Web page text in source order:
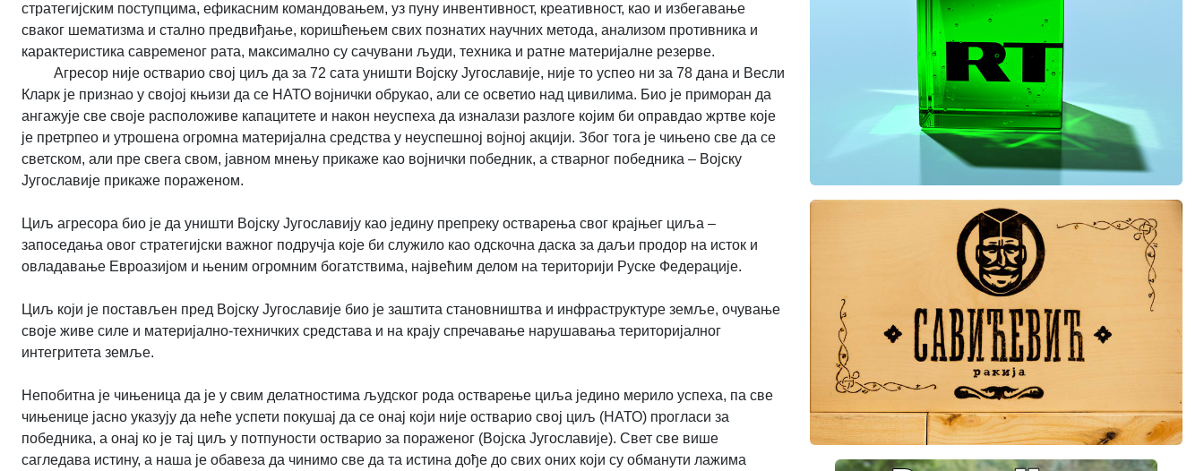
стратегијским поступцима, ефикасним командовањем, уз пуну инвентивност, креативност, као и избегавање
сваког шематизма и стално предвиђање, коришћењем свих познатих научних метода, анализом противника и
карактеристика савременог рата, максимално су сачувани људи, техника и ратне материјалне резерве.
Агресор није остварио свој циљ да за 72 сата уништи Војску Југославије, није то успео ни за 78 дана и Весли
Кларк је признао у својој књизи да се НАТО војнички обрукао, али се осветио над цивилима. Био је приморан да
ангажује све своје расположиве капацитете и након неуспеха да изналази разлоге којим би оправдао жртве које
је претрпео и утрошена огромна материјална средства у неуспешној војној акцији. Због тога је чињено све да се
светском, али пре свега свом, јавном мнењу прикаже као војнички победник, а стварног победника – Војску
Југославије прикаже пораженом.
Циљ агресора био је да уништи Војску Југославију као једину препреку остварења свог крајњег циља –
запоседања овог стратегијски важног подручја које би служило као одскочна даска за даљи продор на исток и
овладавање Евроазијом и њеним огромним богатствима, највећим делом на територији Руске Федерације.
Циљ који је постављен пред Војску Југославије био је заштита становништва и инфраструктуре земље, очување
своје живе силе и материјално-техничких средстава и на крају спречавање нарушавања територијалног
интегритета земље.
Непобитна је чињеница да је у свим делатностима људског рода остварење циља једино мерило успеха, па све
чињенице јасно указују да неће успети покушај да се онај који није остварио свој циљ (НАТО) прогласи за
победника, а онај ко је тај циљ у потпуности остварио за пораженог (Војска Југославије). Свет све више
сагледава истину, а наша је обавеза да чинимо све да та истина дође до свих оних који су обманути лажима